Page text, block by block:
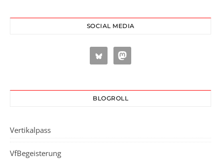
SOCIAL MEDIA
BLOGROLL
Vertikalpass
VfBegeisterung